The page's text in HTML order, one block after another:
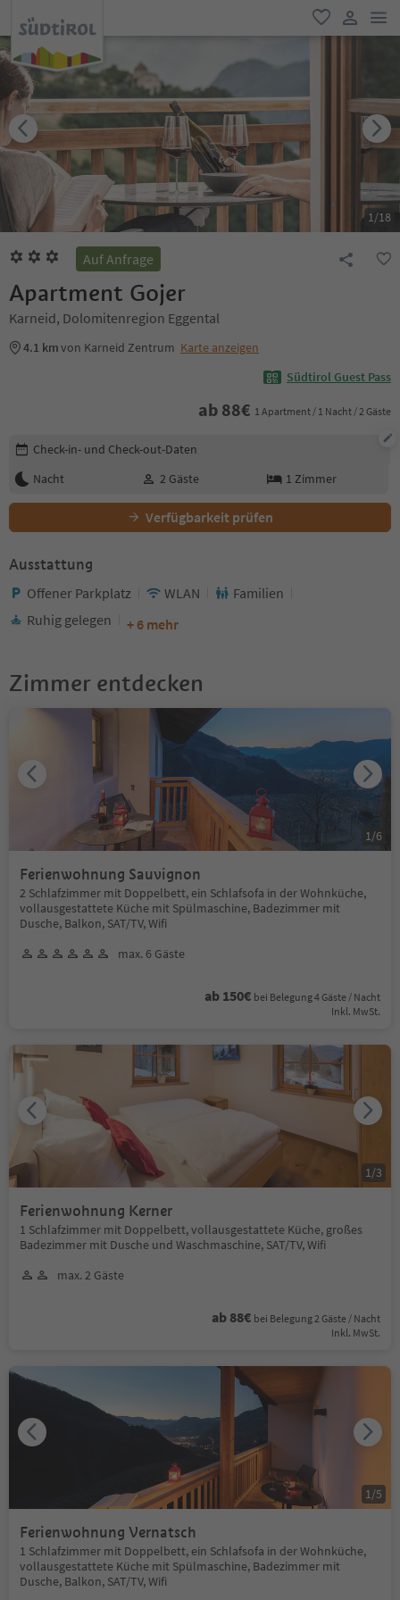
favorit
user link
1/18
Auf Anfrage
Apartment Gojer
Karneid, Dolomitenregion Eggental
4.1 kmvon Karneid Zentrum Karte anzeigen
Südtirol Guest Pass
ab 88€ 1 Apartment / 1 Nacht / 2 Gäste
Buchungsdetails bearbeiten
Check-in- und Check-out-Daten
Nacht
2 Gäste 1 Zimmer
Verfügbarkeit prüfen
Ausstattung
Offener Parkplatz WLAN
Familien
Ruhig gelegen
+ 6 mehr
Zimmer entdecken
Ferienwohnung Sauvignon
2 Schlafzimmer mit Doppelbett, ein Schlafsofa in der Wohnküche,
vollausgestattete Küche mit Spülmaschine, Badezimmer mit
Dusche, Balkon, SAT/TV, Wifi
max. 6 Gäste
ab 150€ bei Belegung 4 Gäste / Nacht
Inkl. MwSt.
1 /6
Ferienwohnung Kerner
1 Schlafzimmer mit Doppelbett, vollausgestattete Küche, großes
Badezimmer mit Dusche und Waschmaschine, SAT/TV, Wifi
max. 2 Gäste
ab 88€ bei Belegung 2 Gäste / Nacht
Inkl. MwSt.
1 /3
Ferienwohnung Vernatsch
1 Schlafzimmer mit Doppelbett, ein Schlafsofa in der Wohnküche,
vollausgestattete Küche mit Spülmaschine, Badezimmer mit
Dusche, Balkon, SAT/TV, Wifi
1 /5